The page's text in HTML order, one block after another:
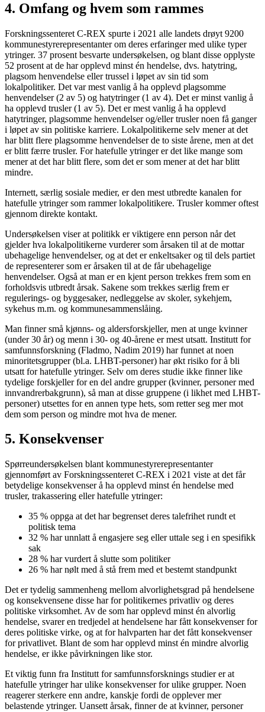
4. Omfang og hvem som rammes
Forskningssenteret C-REX spurte i 2021 alle landets drøyt 9200
kommunestyrerepresentanter om deres erfaringer med ulike typer
ytringer. 37 prosent besvarte undersøkelsen, og blant disse opplyste
52 prosent at de har opplevd minst én hendelse, dvs. hatytring,
plagsom henvendelse eller trussel i løpet av sin tid som
lokalpolitiker. Det var mest vanlig å ha opplevd plagsomme
henvendelser (2 av 5) og hatytringer (1 av 4). Det er minst vanlig å
ha opplevd trusler (1 av 5). Det er mest vanlig å ha opplevd
hatytringer, plagsomme henvendelser og/eller trusler noen få ganger
i løpet av sin politiske karriere. Lokalpolitikerne selv mener at det
har blitt flere plagsomme henvendelser de to siste årene, men at det
er blitt færre trusler. For hatefulle ytringer er det like mange som
mener at det har blitt flere, som det er som mener at det har blitt
mindre.
Internett, særlig sosiale medier, er den mest utbredte kanalen for
hatefulle ytringer som rammer lokalpolitikere. Trusler kommer oftest
gjennom direkte kontakt.
Undersøkelsen viser at politikk er viktigere enn person når det
gjelder hva lokalpolitikerne vurderer som årsaken til at de mottar
ubehagelige henvendelser, og at det er enkeltsaker og til dels partiet
de representerer som er årsaken til at de får ubehagelige
henvendelser. Også at man er en kjent person trekkes frem som en
forholdsvis utbredt årsak. Sakene som trekkes særlig frem er
regulerings- og byggesaker, nedleggelse av skoler, sykehjem,
sykehus m.m. og kommunesammenslåing.
Man finner små kjønns- og aldersforskjeller, men at unge kvinner
(under 30 år) og menn i 30- og 40-årene er mest utsatt. Institutt for
samfunnsforskning (Fladmo, Nadim 2019) har funnet at noen
minoritetsgrupper (bl.a. LHBT-personer) har økt risiko for å bli
utsatt for hatefulle ytringer. Selv om deres studie ikke finner like
tydelige forskjeller for en del andre grupper (kvinner, personer med
innvandrerbakgrunn), så man at disse gruppene (i likhet med LHBT-
personer) utsettes for en annen type hets, som retter seg mer mot
dem som person og mindre mot hva de mener.
5. Konsekvenser
Spørreundersøkelsen blant kommunestyrerepresentanter
gjennomført av Forskningssenteret C-REX i 2021 viste at det får
betydelige konsekvenser å ha opplevd minst én hendelse med
trusler, trakassering eller hatefulle ytringer:
35 % oppga at det har begrenset deres talefrihet rundt et
politisk tema
32 % har unnlatt å engasjere seg eller uttale seg i en spesifikk
sak
28 % har vurdert å slutte som politiker
26 % har nølt med å stå frem med et bestemt standpunkt
Det er tydelig sammenheng mellom alvorlighetsgrad på hendelsene
og konsekvensene disse har for politikernes privatliv og deres
politiske virksomhet. Av de som har opplevd minst én alvorlig
hendelse, svarer en tredjedel at hendelsene har fått konsekvenser for
deres politiske virke, og at for halvparten har det fått konsekvenser
for privatlivet. Blant de som har opplevd minst én mindre alvorlig
hendelse, er ikke påvirkningen like stor.
Et viktig funn fra Institutt for samfunnsforsknings studier er at
hatefulle ytringer har ulike konsekvenser for ulike grupper. Noen
reagerer sterkere enn andre, kanskje fordi de opplever mer
belastende ytringer. Uansett årsak, finner de at kvinner, personer